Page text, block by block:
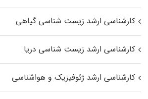
کارشناسی ارشد زیست‌ شناسی گیاهی
کارشناسی ارشد زیست‌ شناسی دریا
کارشناسی ارشد ژئوفیزیک و هواشناسی